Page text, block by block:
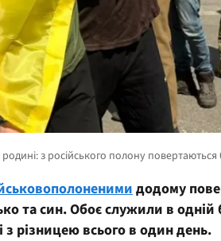
додому
та син. Обоє служили в одній
різницею всього в один день.